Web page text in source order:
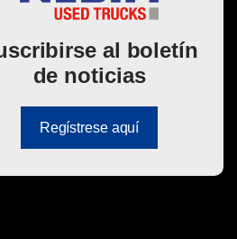
al boletín
de noticias
Regístrese aquí